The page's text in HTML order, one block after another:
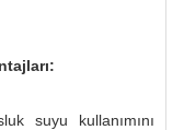
suyu kullanımını